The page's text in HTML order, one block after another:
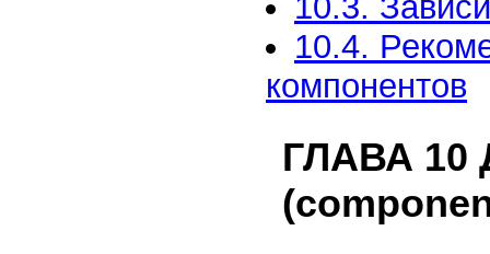
10.4.
компонентов
ГЛАВА 10